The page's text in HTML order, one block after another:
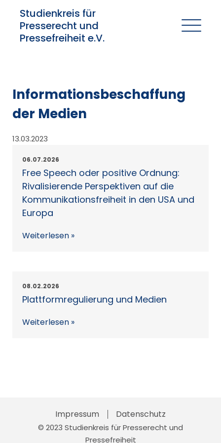
Studienkreis für
Presserecht und
Pressefreiheit e.V.
Informationsbeschaffung
der Medien
13.03.2023
06.07.2026
Free Speech oder positive Ordnung:
Rivalisierende Perspektiven auf die
Kommunikationsfreiheit in den USA und
Europa
Weiterlesen »
08.02.2026
Plattformregulierung und Medien
Weiterlesen »
Skip
to
Impressum Datenschutz
© 2023 Studienkreis für Presserecht und
Pressefreiheit